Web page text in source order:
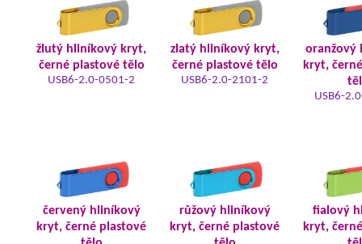
žlutý hliníkový kryt,
černé plastové tělo
USB6-2.0-0501-2
zlatý hliníkový kryt,
černé plastové tělo
USB6-2.0-2101-2
oranžový
kryt,
USB6-
červený hliníkový
kryt, černé plastové
růžový hliníkový
kryt, černé plastové
fialový
kryt,